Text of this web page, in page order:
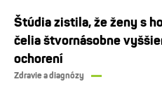
Štúdia zistila, že ženy s
čelia štvornásobne
ochorení
Zdravie a diagnózy